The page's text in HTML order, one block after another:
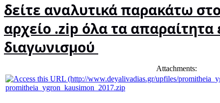
δείτε αναλυτικά παρακάτω
αρχείο .zip όλα τα
διαγωνισμού
Attachments:
promitheia_ygron_kausimon_2017.zip